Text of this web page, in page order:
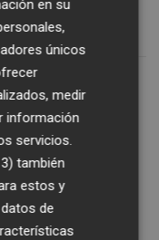
en su
únicos
medir
información
servicios.
también
estos y
de